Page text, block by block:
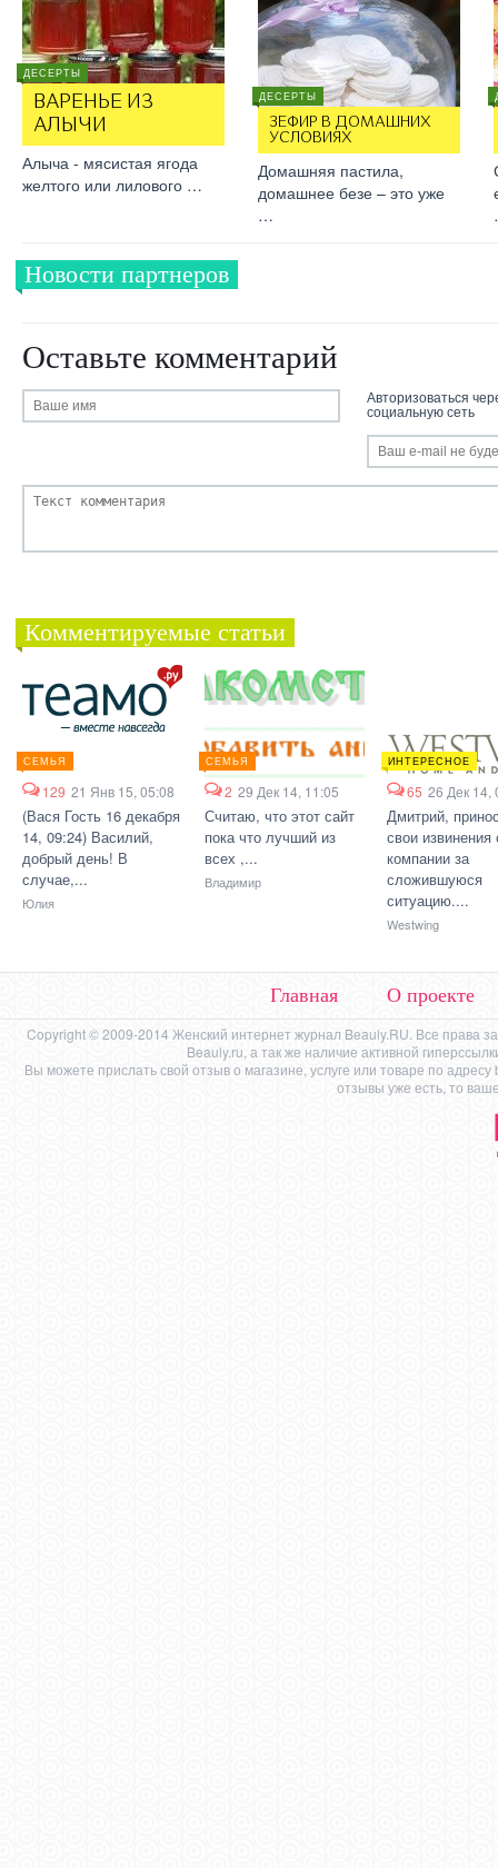
ДЕСЕРТЫ
ВАРЕНЬЕ ИЗ
АЛЫЧИ
Алыча - мясистая ягода
желтого или лилового …
ДЕСЕРТЫ
ЗЕФИР В ДОМАШНИХ
УСЛОВИЯХ
Домашняя пастила,
домашнее безе – это уже
…
Новости партнеров
Оставьте комментарий
Авторизоваться
социальную сеть
Комментируемые статьи
СЕМЬЯ
129 21 Янв 15, 05:08
(Вася Гость 16 декабря
14, 09:24) Василий,
добрый день! В
случае,...
Юлия
СЕМЬЯ
2 29 Дек 14, 11:05
Считаю, что этот сайт
пока что лучший из
всех ,...
Владимир
ИНТЕРЕСНОЕ
65 26 Дек 14,
Дмитрий,
свои извинения
компании за
сложившуюся
ситуацию....
Westwing
Главная О проекте
Copyright © 2009-2014 Женский интернет журнал Beauly.RU. Все права
Beauly.ru, а так же наличие активной
Вы можете прислать свой отзыв о магазине, услуге или товаре по адресу
отзывы уже есть, то